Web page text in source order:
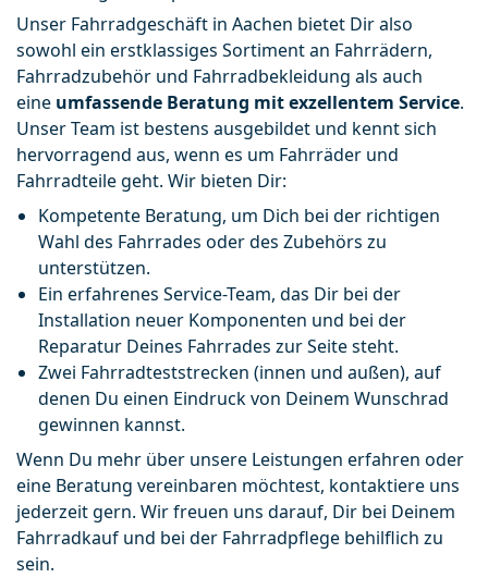
Unser Fahrradgeschäft in Aachen bietet Dir also
sowohl ein erstklassiges Sortiment an Fahrrädern,
Fahrradzubehör und Fahrradbekleidung als auch
eine umfassende Beratung mit exzellentem Service.
Unser Team ist bestens ausgebildet und kennt sich
hervorragend aus, wenn es um Fahrräder und
Fahrradteile geht. Wir bieten Dir:
Kompetente Beratung, um Dich bei der richtigen
Wahl des Fahrrades oder des Zubehörs zu
unterstützen.
Ein erfahrenes Service-Team, das Dir bei der
Installation neuer Komponenten und bei der
Reparatur Deines Fahrrades zur Seite steht.
Zwei Fahrradteststrecken (innen und außen), auf
denen Du einen Eindruck von Deinem Wunschrad
gewinnen kannst.
Wenn Du mehr über unsere Leistungen erfahren oder
eine Beratung vereinbaren möchtest, kontaktiere uns
jederzeit gern. Wir freuen uns darauf, Dir bei Deinem
Fahrradkauf und bei der Fahrradpflege behilflich zu
sein.